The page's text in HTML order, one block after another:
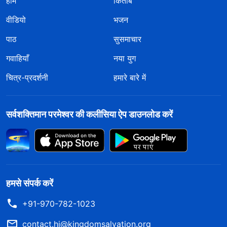
वीडियो
भजन
पाठ
सुसमाचार
गवाहियाँ
नया युग
चित्र-प्रदर्शनी
हमारे बारे में
सर्वशक्तिमान परमेश्वर की कलीसिया ऐप डाउनलोड करें
हमसे संपर्क करें
+91-970-782-1023
contact.hi@kingdomsalvation.org